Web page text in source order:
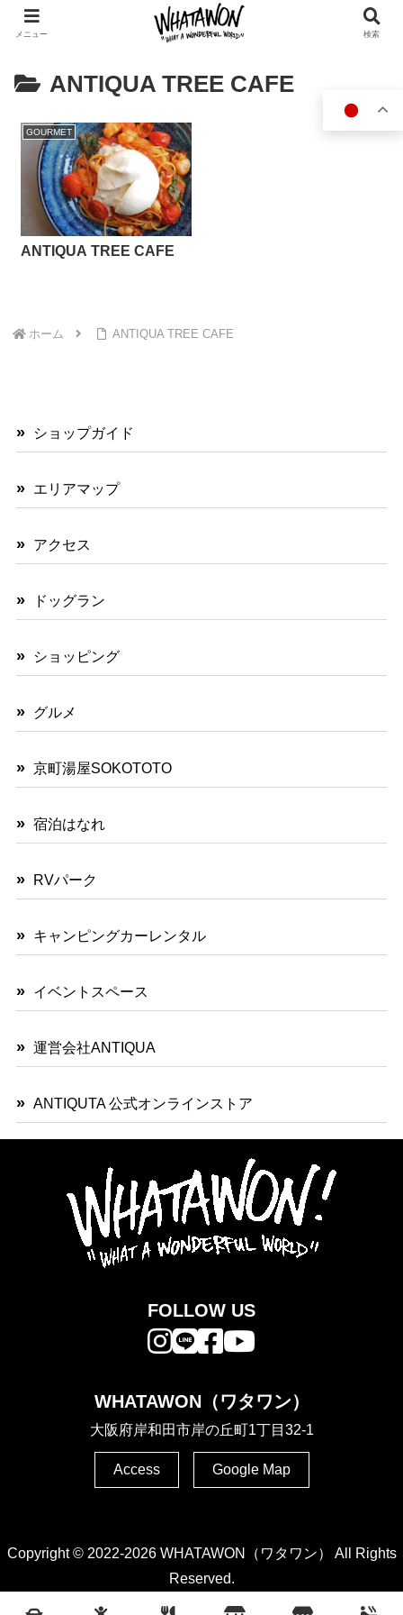
ANTIQUA TREE CAFE
GOURMET
ANTIQUA TREE CAFE
ホーム ANTIQUA TREE CAFE
ショップガイド
エリアマップ
アクセス
ドッグラン
ショッピング
グルメ
京町湯屋SOKOTOTO
宿泊はなれ
RVパーク
キャンピングカーレンタル
イベントスペース
運営会社ANTIQUA
ANTIQUTA 公式オンラインストア
FOLLOW US
WHATAWON（ワタワン）
大阪府岸和田市岸の丘町1丁目32-1
Access Google Map
Copyright © 2022-2026 WHATAWON（ワタワン） All Rights
Reserved.
メニュー 検索